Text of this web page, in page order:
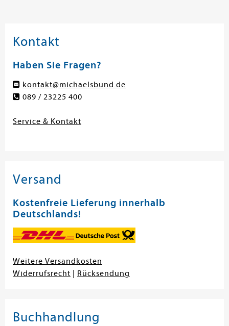
Kontakt
Haben Sie Fragen?
kontakt@michaelsbund.de
089 / 23225 400
Service & Kontakt
Versand
Kostenfreie Lieferung innerhalb
Deutschlands!
Weitere Versandkosten
Widerrufsrecht
Rücksendung
Buchhandlung